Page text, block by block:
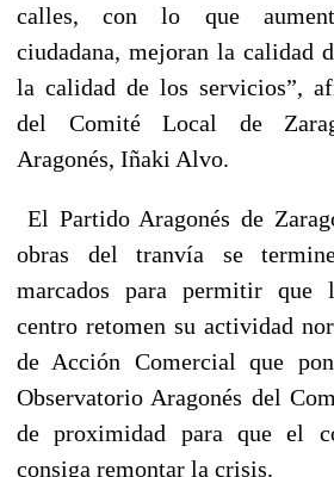
calles, con lo que
ciudadana, mejoran la calidad
la calidad de los servicios”,
del Comité Local de
Aragonés, Iñaki Alvo.
El Partido Aragonés de
obras del tranvía se
marcados para permitir que
centro retomen su actividad
de Acción Comercial que
Observatorio Aragonés del
de proximidad para que el
consiga remontar la crisis.